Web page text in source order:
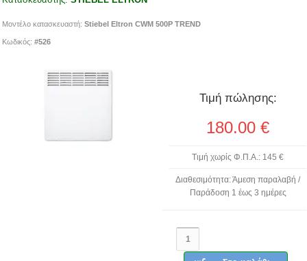
Μοντέλο κατασκευαστή: Stiebel Eltron CWM 500P TREND
Κωδικός: #526
Τιμή πώλησης:
180.00 €
Τιμή χωρίς Φ.Π.Α.: 145 €
Διαθεσιμότητα: Άμεση παραλαβή /
Παράδοση 1 έως 3 ημέρες